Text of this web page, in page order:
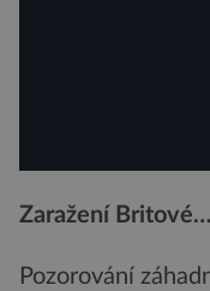
Zaražení Britové…
Pozorování